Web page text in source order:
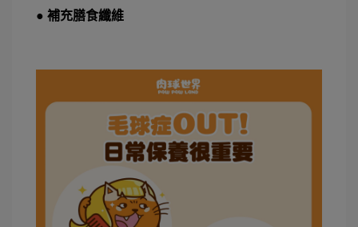
● 補充膳食纖維